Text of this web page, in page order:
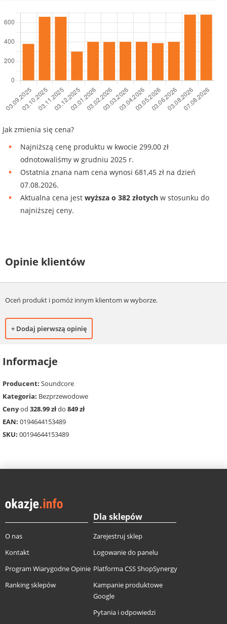
Jak zmienia się cena?
Najniższą cenę produktu w kwocie 299,00 zł
odnotowaliśmy w grudniu 2025 r.
Ostatnia znana nam cena wynosi 681,45 zł na dzień
07.08.2026.
Aktualna cena jest wyższa o 382 złotych w stosunku do
najniższej ceny.
Opinie klientów
Oceń produkt i pomóż innym klientom w wyborze.
+ Dodaj pierwszą opinię
Informacje
Producent: Soundcore
Kategoria: Bezprzewodowe
Cenyod 328.99 złdo 849 zł
EAN: 0194644153489
SKU: 00194644153489
O nas
Kontakt
Program Wiarygodne Opinie
Ranking sklepów
Dla sklepów
Zarejestruj sklep
Logowanie do panelu
Platforma CSS ShopSynergy
Kampanie produktowe
Google
Pytania i odpowiedzi